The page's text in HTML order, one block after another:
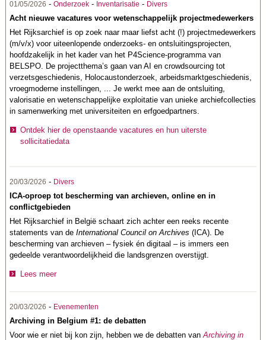
01/05/2026 -Onderzoek - Inventarisatie - Divers
Acht nieuwe vacatures voor wetenschappelijk projectmedewerkers
Het Rijksarchief is op zoek naar maar liefst acht (!) projectmedewerkers
(m/v/x) voor uiteenlopende onderzoeks- en ontsluitingsprojecten,
hoofdzakelijk in het kader van het P4Science-programma van
BELSPO. De projectthema’s gaan van AI en crowdsourcing tot
verzetsgeschiedenis, Holocaustonderzoek, arbeidsmarktgeschiedenis,
vroegmoderne instellingen, ... Je werkt mee aan de ontsluiting,
valorisatie en wetenschappelijke exploitatie van unieke archiefcollecties
in samenwerking met universiteiten en erfgoedpartners.
Ontdek hier de openstaande vacatures en hun uiterste
sollicitatiedata
20/03/2026 - Divers
ICA-oproep tot bescherming van archieven, online en in
conflictgebieden
Het Rijksarchief in België schaart zich achter een reeks recente
statements van deInternational Council on Archives (ICA). De
bescherming van archieven – fysiek én digitaal – is immers een
gedeelde verantwoordelijkheid die landsgrenzen overstijgt.
Lees meer
20/03/2026 - Evenementen
Archiving in Belgium #1: de debatten
Voor wie er niet bij kon zijn, hebben we de debatten vanArchiving in